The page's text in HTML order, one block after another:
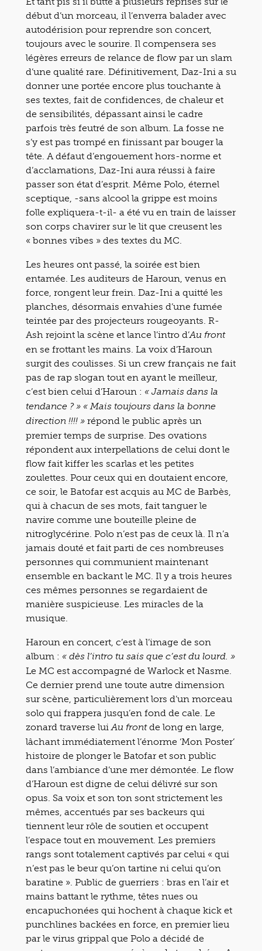
début d’un morceau, il l’enverra balader avec
autodérision pour reprendre son concert,
toujours avec le sourire. Il compensera ses
légères erreurs de relance de flow par un slam
d’une qualité rare. Définitivement, Daz-Ini a su
donner une portée encore plus touchante à
ses textes, fait de confidences, de chaleur et
de sensibilités, dépassant ainsi le cadre
parfois très feutré de son album. La fosse ne
s’y est pas trompé en finissant par bouger la
tête. A défaut d’engouement hors-norme et
d’acclamations, Daz-Ini aura réussi à faire
passer son état d’esprit. Même Polo, éternel
sceptique, -sans alcool la grippe est moins
folle expliquera-t-il- a été vu en train de laisser
son corps chavirer sur le lit que creusent les
« bonnes vibes » des textes du MC.
Les heures ont passé, la soirée est bien
entamée. Les auditeurs de Haroun, venus en
force, rongent leur frein. Daz-Ini a quitté les
planches, désormais envahies d’une fumée
teintée par des projecteurs rougeoyants. R-
Ash rejoint la scène et lance l’intro d’Au front
en se frottant les mains. La voix d’Haroun
surgit des coulisses. Si un crew français ne fait
pas de rap slogan tout en ayant le meilleur,
c’est bien celui d’Haroun : « Jamais dans la
tendance ? » « Mais toujours dans la bonne
direction !!!! » répond le public après un
premier temps de surprise. Des ovations
répondent aux interpellations de celui dont le
flow fait kiffer les scarlas et les petites
zoulettes. Pour ceux qui en doutaient encore,
ce soir, le Batofar est acquis au MC de Barbès,
qui à chacun de ses mots, fait tanguer le
navire comme une bouteille pleine de
nitroglycérine. Polo n’est pas de ceux là. Il n’a
jamais douté et fait parti de ces nombreuses
personnes qui communient maintenant
ensemble en backant le MC. Il y a trois heures
ces mêmes personnes se regardaient de
manière suspicieuse. Les miracles de la
musique.
Haroun en concert, c’est à l’image de son
album : « dès l’intro tu sais que c’est du lourd. »
Le MC est accompagné de Warlock et Nasme.
Ce dernier prend une toute autre dimension
sur scène, particulièrement lors d’un morceau
solo qui frappera jusqu’en fond de cale. Le
zonard traverse lui Au frontde long en large,
lâchant immédiatement l’énorme ‘Mon Poster’
histoire de plonger le Batofar et son public
dans l’ambiance d’une mer démontée. Le flow
d’Haroun est digne de celui délivré sur son
opus. Sa voix et son ton sont strictement les
mêmes, accentués par ses backeurs qui
tiennent leur rôle de soutien et occupent
l’espace tout en mouvement. Les premiers
rangs sont totalement captivés par celui « qui
n’est pas le beur qu’on tartine ni celui qu’on
baratine ». Public de guerriers : bras en l’air et
mains battant le rythme, têtes nues ou
encapuchonées qui hochent à chaque kick et
punchlines backées en force, en premier lieu
par le virus grippal que Polo a décidé de